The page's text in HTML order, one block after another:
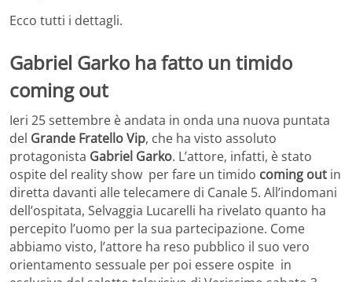
Ecco tutti i dettagli.
Gabriel Garko ha fatto un timido
coming out
Ieri 25 settembre è andata in onda una nuova puntata
del Grande Fratello Vip, che ha visto assoluto
protagonista Gabriel Garko. L’attore, infatti, è stato
ospite del reality show per fare un timido coming out in
diretta davanti alle telecamere di Canale 5. All’indomani
dell’ospitata, Selvaggia Lucarelli ha rivelato quanto ha
percepito l’uomo per la sua partecipazione. Come
abbiamo visto, l’attore ha reso pubblico il suo vero
orientamento sessuale per poi essere ospite in